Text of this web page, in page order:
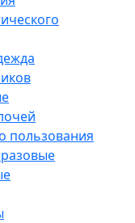
пользования